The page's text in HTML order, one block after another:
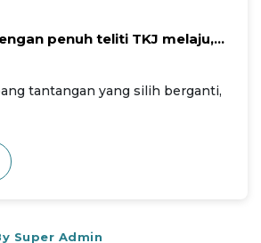
penuh teliti TKJ melaju,...
tantangan yang silih berganti,
Super Admin